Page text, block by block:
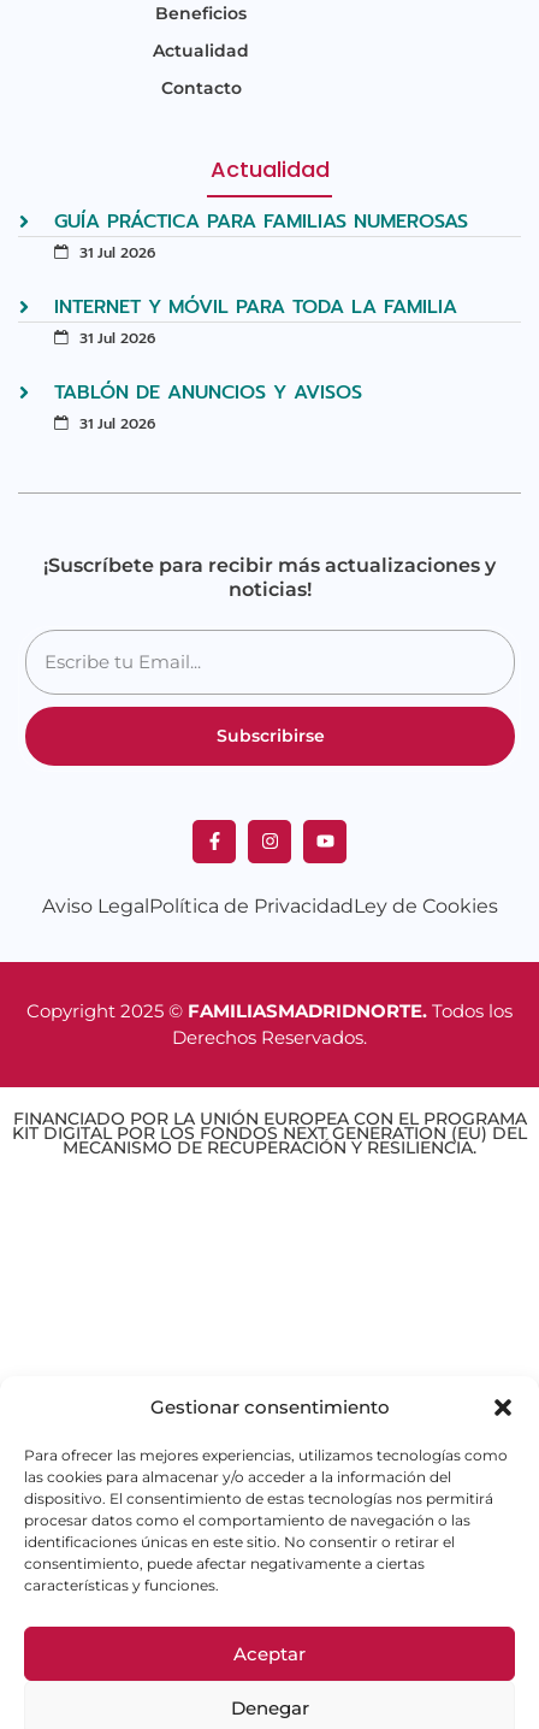
Gestionar consentimiento
Para ofrecer las mejores experiencias, utilizamos tecnologías como
las cookies para almacenar y/o acceder a la información del
dispositivo. El consentimiento de estas tecnologías nos permitirá
procesar datos como el comportamiento de navegación o las
identificaciones únicas en este sitio. No consentir o retirar el
consentimiento, puede afectar negativamente a ciertas
características y funciones.
Aceptar
Denegar
Beneficios
Actualidad
Contacto
Actualidad
GUÍA PRÁCTICA PARA FAMILIAS NUMEROSAS
31 Jul 2026
INTERNET Y MÓVIL PARA TODA LA FAMILIA
31 Jul 2026
TABLÓN DE ANUNCIOS Y AVISOS
31 Jul 2026
¡Suscríbete para recibir más actualizaciones y
noticias!
Subscribirse
Aviso LegalPolítica de PrivacidadLey de Cookies
Copyright 2025 © FAMILIASMADRIDNORTE. Todos los
Derechos Reservados.
FINANCIADO POR LA UNIÓN EUROPEA CON EL PROGRAMA
KIT DIGITAL POR LOS FONDOS NEXT GENERATION (EU) DEL
MECANISMO DE RECUPERACIÓN Y RESILIENCIA.